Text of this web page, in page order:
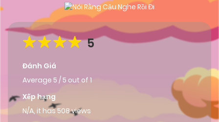
5
Đánh Giá
Average 5 / 5 out of 1
Xếp hạng
N/A, it has 508 views